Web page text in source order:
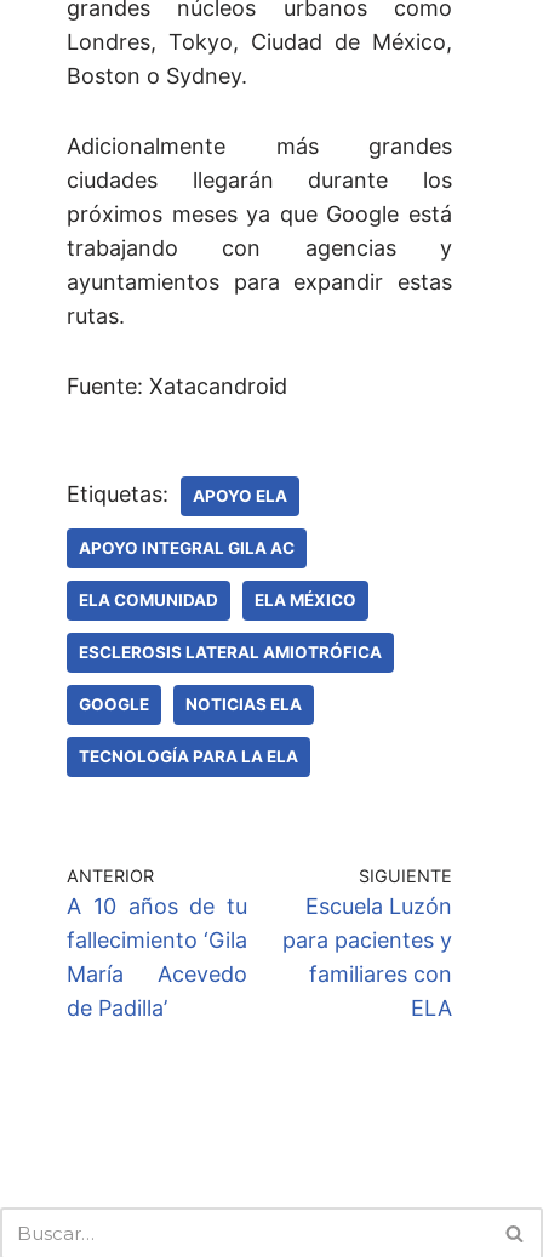
grandes núcleos urbanos como
Londres, Tokyo, Ciudad de México,
Boston o Sydney.
Adicionalmente más grandes
ciudades llegarán durante los
próximos meses ya que Google está
trabajando con agencias y
ayuntamientos para expandir estas
rutas.
Fuente: Xatacandroid
Etiquetas: APOYO ELA
APOYO INTEGRAL GILA AC
ELA COMUNIDAD ELA MÉXICO
ESCLEROSIS LATERAL AMIOTRÓFICA
GOOGLE NOTICIAS ELA
TECNOLOGÍA PARA LA ELA
ANTERIOR
A 10 años de tu
fallecimiento ‘Gila
María Acevedo
de Padilla’
SIGUIENTE
Escuela Luzón
para pacientes y
familiares con
ELA